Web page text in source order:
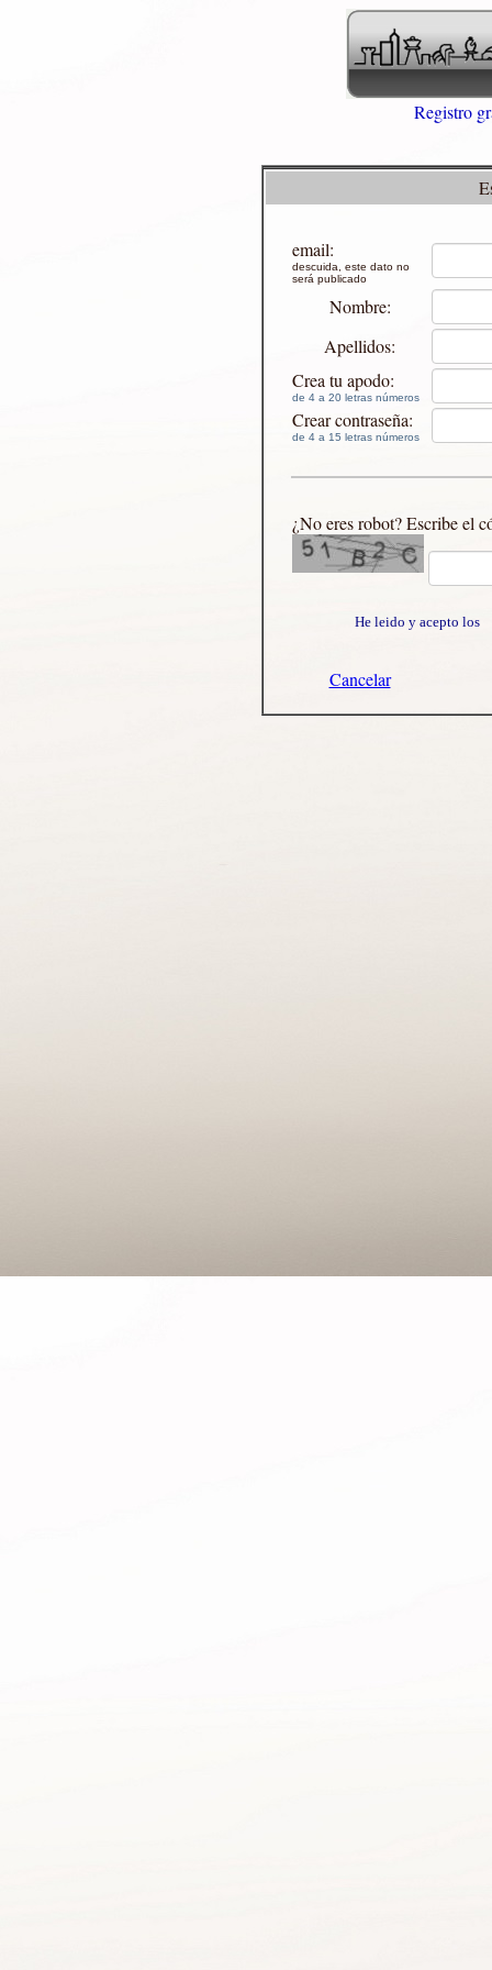
Registro
email:
descuida, este dato no
será publicado
Nombre:
Apellidos:
Crea tu apodo:
de 4 a 20 letras números
Crear contraseña:
de 4 a 15 letras números
¿No eres robot? Escribe el
He leido y acepto los
Cancelar